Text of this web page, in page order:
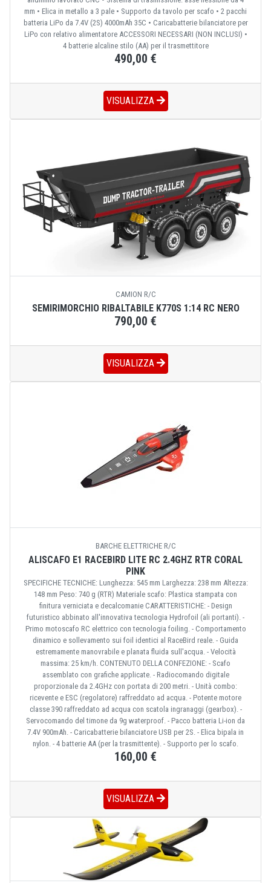
mm • Elica in metallo a 3 pale • Supporto da tavolo per scafo • 2 pacchi
batteria LiPo da 7.4V (2S) 4000mAh 35C • Caricabatterie bilanciatore per
LiPo con relativo alimentatore ACCESSORI NECESSARI (NON INCLUSI) •
4 batterie alcaline stilo (AA) per il trasmettitore
490,00 €
VISUALIZZA
CAMION R/C
SEMIRIMORCHIO RIBALTABILE K770S 1:14 RC NERO
790,00 €
VISUALIZZA
BARCHE ELETTRICHE R/C
ALISCAFO E1 RACEBIRD LITE RC 2.4GHZ RTR CORAL
PINK
SPECIFICHE TECNICHE: Lunghezza: 545 mm Larghezza: 238 mm Altezza:
148 mm Peso: 740 g (RTR) Materiale scafo: Plastica stampata con
finitura verniciata e decalcomanie CARATTERISTICHE: - Design
futuristico abbinato all'innovativa tecnologia Hydrofoil (ali portanti). -
Primo motoscafo RC elettrico con tecnologia foiling. - Comportamento
dinamico e sollevamento sui foil identici al RaceBird reale. - Guida
estremamente manovrabile e planata fluida sull'acqua. - Velocità
massima: 25 km/h. CONTENUTO DELLA CONFEZIONE: - Scafo
assemblato con grafiche applicate. - Radiocomando digitale
proporzionale da 2.4GHz con portata di 200 metri. - Unità combo:
ricevente e ESC (regolatore) raffreddato ad acqua. - Potente motore
classe 390 raffreddato ad acqua con scatola ingranaggi (gearbox). -
Servocomando del timone da 9g waterproof. - Pacco batteria Li-ion da
7.4V 900mAh. - Caricabatterie bilanciatore USB per 2S. - Elica bipala in
nylon. - 4 batterie AA (per la trasmittente). - Supporto per lo scafo.
160,00 €
VISUALIZZA